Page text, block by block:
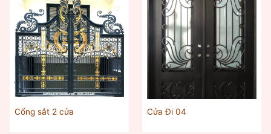
Cổng sắt 2 cửa Cửa Đi 04